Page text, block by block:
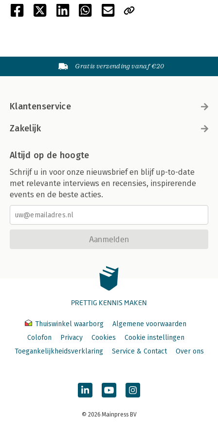
Gratis verzending vanaf €20
Klantenservice
Zakelijk
Altijd op de hoogte
Schrijf u in voor onze nieuwsbrief en blijf up-to-date
met relevante interviews en recensies, inspirerende
events en de beste acties.
Aanmelden
PRETTIG KENNIS MAKEN
Thuiswinkel waarborg
Algemene voorwaarden
Colofon
Privacy Cookies
Cookie instellingen
Toegankelijkheidsverklaring
Service & Contact Over ons
© 2026 Mainpress BV